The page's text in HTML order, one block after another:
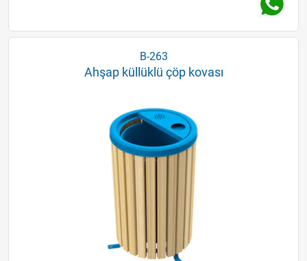
B-263
Ahşap küllüklü çöp kovası